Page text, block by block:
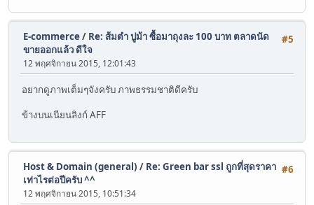
#5
E-commerce/ Re: ส้มตำ ปูม้า ซื้อมาถุงละ 100 บาท ตลาดนัด
ขายออกแล้ว ดีใจ
12 พฤศจิกายน 2015, 12:01:43
อยากดูภาพเต็มๆจังครับ ภาพธรรมชาติดีครับ
ข้างบนเนียนลิงก์ AFF
#6
Host & Domain (general) / Re: Green bar ssl ถูกที่สุดราคา
เท่าไรต่อปีครับ ^^
12 พฤศจิกายน 2015, 10:51:34